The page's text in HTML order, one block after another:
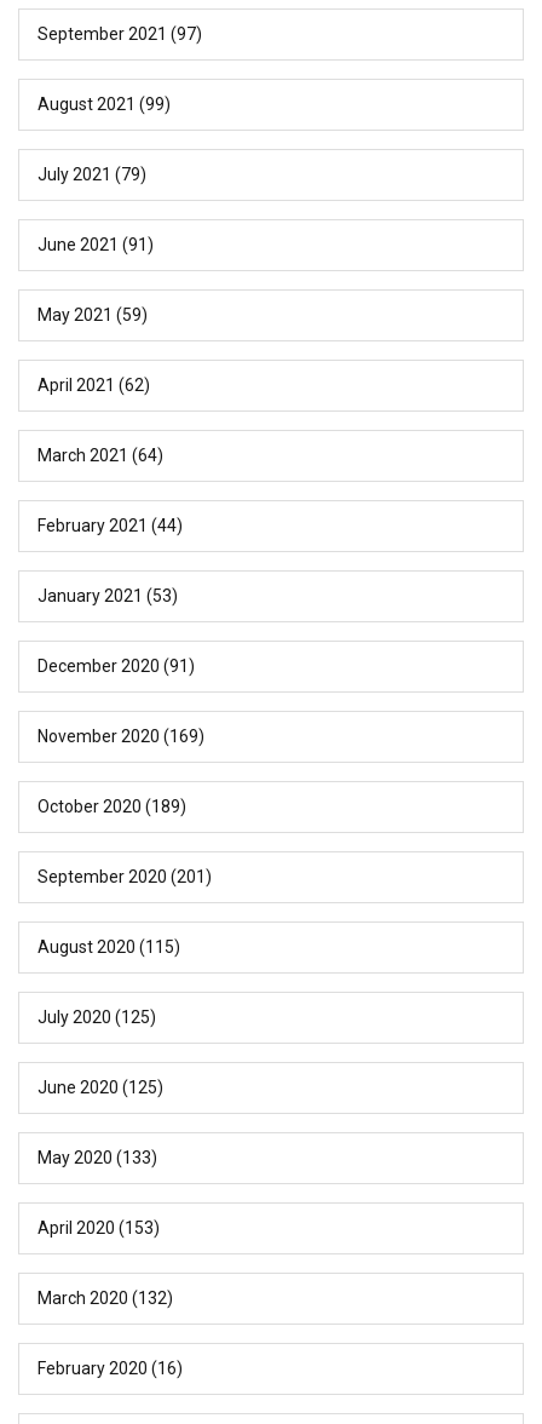
September 2021 (97)
August 2021 (99)
July 2021 (79)
June 2021 (91)
May 2021 (59)
April 2021 (62)
March 2021 (64)
February 2021 (44)
January 2021 (53)
December 2020 (91)
November 2020 (169)
October 2020 (189)
September 2020 (201)
August 2020 (115)
July 2020 (125)
June 2020 (125)
May 2020 (133)
April 2020 (153)
March 2020 (132)
February 2020 (16)